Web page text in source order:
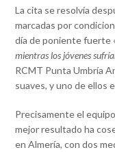
La cita se resolvía
marcadas por
día de poniente fuerte
mientras los jóvenes
RCMT Punta Umbría
suaves, y uno de ellos
Precisamente el
mejor resultado ha
en Almería, con dos